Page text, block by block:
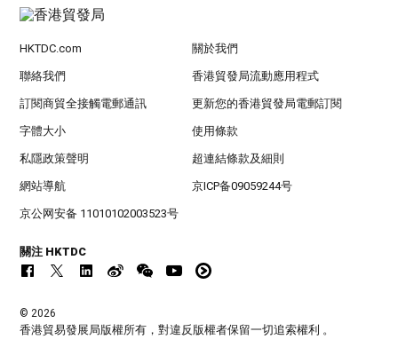
HKTDC.com 關於我們
聯絡我們 香港貿發局流動應用程式
訂閱商貿全接觸電郵通訊 更新您的香港貿發局電郵訂閱
字體大小 使用條款
私隱政策聲明 超連結條款及細則
網站導航 京ICP备09059244号
京公网安备 11010102003523号
關注 HKTDC
© 2026
香港貿易發展局版權所有，對違反版權者保留一切追索權利 。